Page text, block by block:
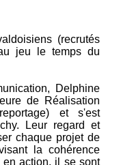
(recrutés
jeu le temps du
Delphine
de Réalisation
et s'est
Leur regard et
chaque projet de
la cohérence
en action, il se sont